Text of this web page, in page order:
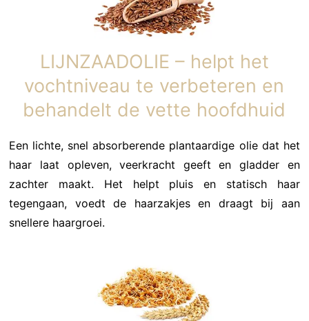
LIJNZAADOLIE – helpt het
vochtniveau te verbeteren en
behandelt de vette hoofdhuid
Een lichte, snel absorberende plantaardige olie dat het
haar laat opleven, veerkracht geeft en gladder en
zachter maakt. Het helpt pluis en statisch haar
tegengaan, voedt de haarzakjes en draagt bij aan
snellere haargroei.